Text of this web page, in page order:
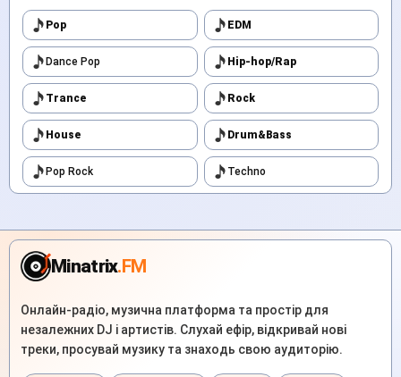
Pop EDM
Dance Pop Hip-hop/Rap
Trance Rock
House Drum&Bass
Pop Rock Techno
Minatrix.FM
Онлайн-радіо, музична платформа та простір для
незалежних DJ і артистів. Слухай ефір, відкривай нові
треки, просувай музику та знаходь свою аудиторію.